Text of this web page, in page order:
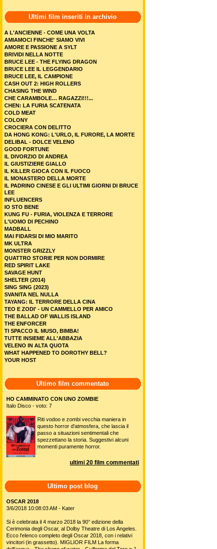
Ultimi film inseriti in archivio
A L'ANCIENNE - COME UNA VOLTA
AMIAMOCI FINCHE' SIAMO VIVI
AMORE E PASSIONE A SYLT
BRIVIDI NELLA NOTTE
BRUCE LEE - THE FLYING DRAGON
BRUCE LEE IL LEGGENDARIO
BRUCE LEE, IL CAMPIONE
CASH OUT 2: HIGH ROLLERS
CHASING THE WIND
CHE CARAMBOLE… RAGAZZI!!!...
CHEN: LA FURIA SCATENATA
COLD MEAT
COLONY
CROCIERA CON DELITTO
DA HONG KONG: L'URLO, IL FURORE, LA MORTE
DELIBAL - DOLCE VELENO
GOOD FORTUNE
IL DIVORZIO DI ANDREA
IL GIUSTIZIERE GIALLO
IL KILLER GIOCA CON IL FUOCO
IL MONASTERO DELLA MORTE
IL PADRINO CINESE E GLI ULTIMI GIORNI DI BRUCE
LEE
INFLUENCERS
IO STO BENE
KUNG FU - FURIA, VIOLENZA E TERRORE
L'UOMO DI PECHINO
MADBALL
MAI FIDARSI DI MIO MARITO
MK ULTRA
MONSTER GRIZZLY
QUATTRO STORIE PER NON DORMIRE
RED SPIRIT LAKE
SAVAGE HUNT
SHELTER (2014)
SING SING (2023)
SVANITA NEL NULLA
TAYANG: IL TERRORE DELLA CINA
TEO E ZODI' - UN CAMMELLO PER AMICO
THE BALLAD OF WALLIS ISLAND
THE ENFORCER
TI SPACCO IL MUSO, BIMBA!
TUTTE INSIEME ALL'ABBAZIA
VELENO IN ALTA QUOTA
WHAT HAPPENED TO DOROTHY BELL?
YOUR HOST
Ultimo film commentato
HO CAMMINATO CON UNO ZOMBIE
Italo Disco - voto: 7
Riti vodoo e zombi vecchia maniera in
questo horror d'atmosfera, che lascia il
passo a situazioni sentimentali che
spezzettano la storia. Suggestivi alcuni
momenti puramente horror.
ultimi 20 film commentati
Ultimo post blog
OSCAR 2018
3/6/2018 10:08:03 AM - Kater
Si è celebrata il 4 marzo 2018 la 90° edizione della
Cerimonia degli Oscar, al Dolby Theatre di Los Angeles.
Ecco l'elenco completo degli Oscar 2018, con i relativi
vincitori (in grassetto). MIGLIOR FILM La forma